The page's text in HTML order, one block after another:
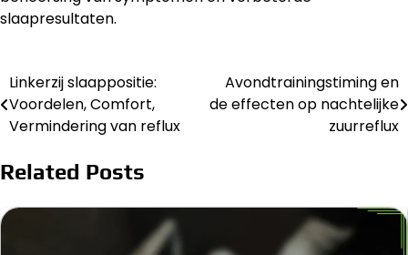
slaapresultaten.
Post
navigation
Linkerzij slaappositie:
Voordelen, Comfort,
Vermindering van reflux
Avondtrainingstiming en
de effecten op nachtelijke
zuurreflux
Related Posts